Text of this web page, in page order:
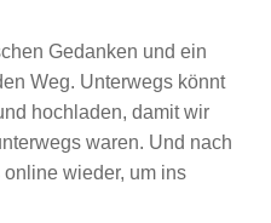
Gedanken und ein
Weg. Unterwegs könnt
hochladen, damit wir
waren. Und nach
wieder, um ins